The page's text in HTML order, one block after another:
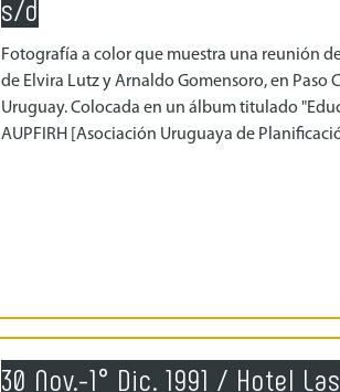
s/d
Fotografía a color que muestra una reunión
de Elvira Lutz y Arnaldo Gomensoro, en Paso
Uruguay. Colocada en un álbum titulado
AUPFIRH [Asociación Uruguaya de
30 Nov.-1° Dic. 1991 / Hotel